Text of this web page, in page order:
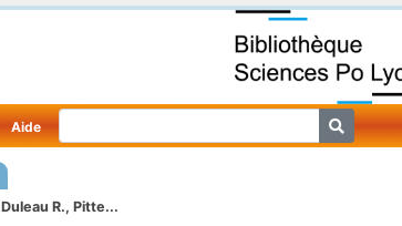
Aide
Duleau R., Pitte...